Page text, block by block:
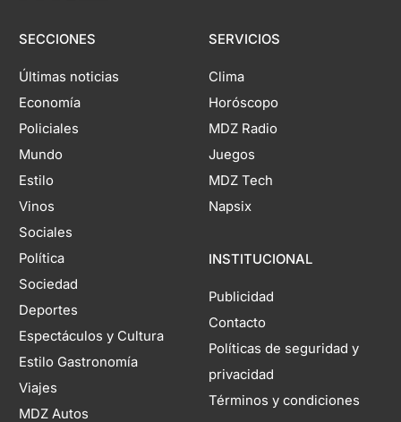
SECCIONES
Últimas noticias
Economía
Policiales
Mundo
Estilo
Vinos
Sociales
Política
Sociedad
Deportes
Espectáculos y Cultura
Estilo Gastronomía
Viajes
MDZ Autos
SERVICIOS
Clima
Horóscopo
MDZ Radio
Juegos
MDZ Tech
Napsix
INSTITUCIONAL
Publicidad
Contacto
Políticas de seguridad y
privacidad
Términos y condiciones